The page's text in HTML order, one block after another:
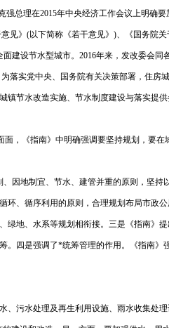
总理在2015年中央经济工作会议上明确
》(以下简称《若干意见》)、《国务院
建设节水型城市。2016年来，发改委会
实党中央、国务院有关决策部署，住
节水改造实施、节水制度建设与落实提供
，《指南》中明确强调要坚持规划，要
因地制宜、节水、建管并重的原则，坚
、循序利用的原则，合理规划布局市政
地、水系等规划相衔接。三是《指南》
四是强调了*统筹管理的作用。《指南
污水处理及再生利用设施、雨水收集处